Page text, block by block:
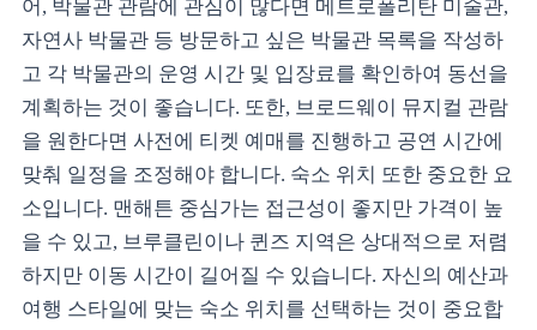
어, 박물관 관람에 관심이 많다면 메트로폴리탄 미술관,
자연사 박물관 등 방문하고 싶은 박물관 목록을 작성하
고 각 박물관의 운영 시간 및 입장료를 확인하여 동선을
계획하는 것이 좋습니다. 또한, 브로드웨이 뮤지컬 관람
을 원한다면 사전에 티켓 예매를 진행하고 공연 시간에
맞춰 일정을 조정해야 합니다. 숙소 위치 또한 중요한 요
소입니다. 맨해튼 중심가는 접근성이 좋지만 가격이 높
을 수 있고, 브루클린이나 퀸즈 지역은 상대적으로 저렴
하지만 이동 시간이 길어질 수 있습니다. 자신의 예산과
여행 스타일에 맞는 숙소 위치를 선택하는 것이 중요합